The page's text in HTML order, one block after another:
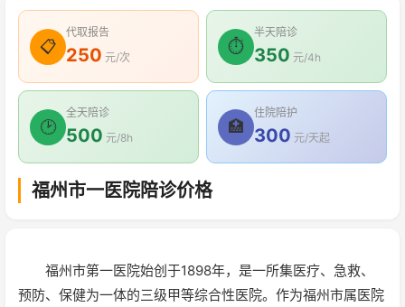
📋
代取报告
250 元/次
⏱
半天陪诊
350 元/4h
🕑
全天陪诊
500 元/8h
🏥
住院陪护
300 元/天起
福州市一医院陪诊价格
福州市第一医院始创于1898年，是一所集医疗、急救、
预防、保健为一体的三级甲等综合性医院。作为福州市属医院